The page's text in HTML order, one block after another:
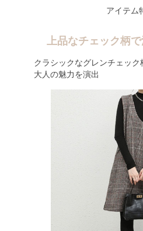
アイテム
上品なチェック柄
クラシックなグレンチェック
大人の魅力を演出